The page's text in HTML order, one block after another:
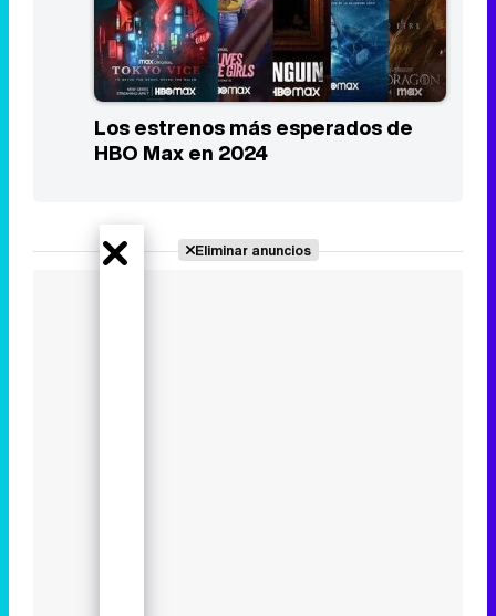
Los estrenos más esperados de
HBO Max en 2024
Eliminar anuncios